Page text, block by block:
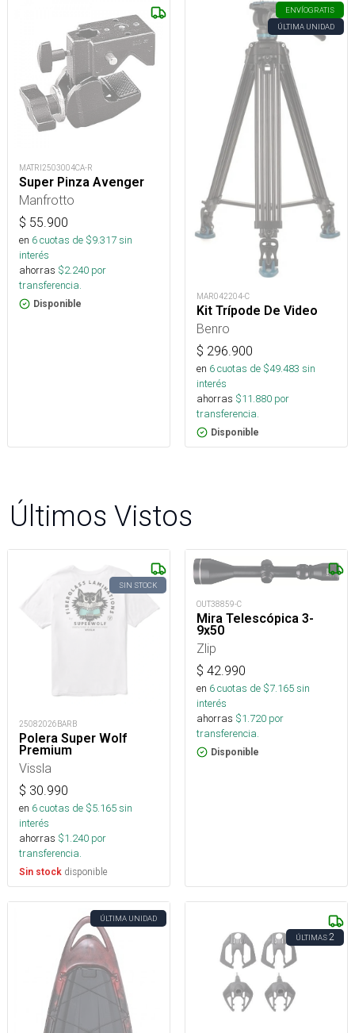
MATRI2503004CA-R
Super Pinza Avenger
Manfrotto
$ 55.900
en 6cuotas de $9.317sin
interés
ahorras $2.240 por
transferencia.
Disponible
ENVÍOGRATIS
ÚLTIMA UNIDAD
MAR042204-C
Kit Trípode De Video
Benro
$ 296.900
en 6cuotas de $49.483 sin
interés
ahorras $11.880 por
transferencia.
Disponible
Últimos Vistos
SIN STOCK
25082026BARB
Polera Super Wolf
Premium
Vissla
$ 30.990
en 6cuotas de $5.165sin
interés
ahorras $1.240 por
transferencia.
Sin stock disponible
OUT38859-C
Mira Telescópica 3-
9x50
Zlip
$ 42.990
en 6cuotas de $7.165sin
interés
ahorras $1.720 por
transferencia.
Disponible
ÚLTIMA UNIDAD
ÚLTIMAS2